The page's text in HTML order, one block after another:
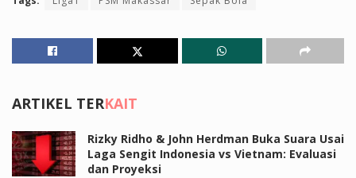
ARTIKEL TERKAIT
Rizky Ridho & John Herdman Buka Suara Usai
Laga Sengit Indonesia vs Vietnam: Evaluasi
dan Proyeksi